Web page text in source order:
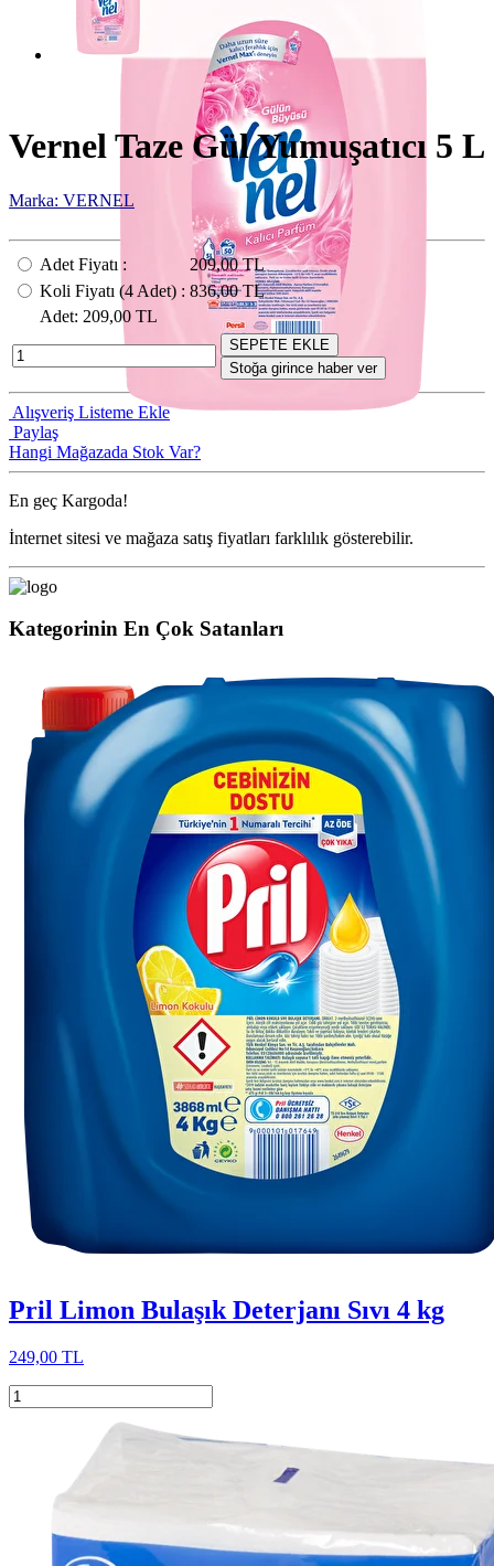
Vernel Taze Gül Yumuşatıcı 5 L
Marka: VERNEL
Adet Fiyatı :
209,00 TL
Koli Fiyatı (4 Adet) : 836,00 TL
Adet: 209,00 TL
SEPETE EKLE
Stoğa girince haber ver
Alışveriş Listeme Ekle
Paylaş
Hangi Mağazada Stok Var?
En geç Kargoda!
İnternet sitesi ve mağaza satış fiyatları farklılık gösterebilir.
Kategorinin En Çok Satanları
Pril Limon Bulaşık Deterjanı Sıvı 4 kg
249,00 TL